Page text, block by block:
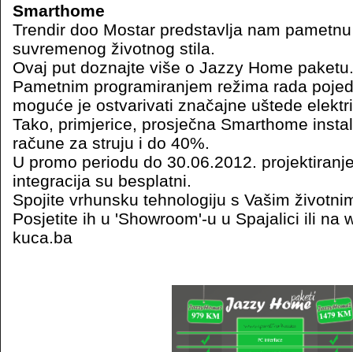
Smarthome
Trendir doo Mostar predstavlja nam
suvremenog životnog stila.
Ovaj put doznajte više o Jazzy Home paketu.
Pametnim programiranjem režima rada
moguće je ostvarivati značajne uštede
Tako, primjerice, prosječna Smarthome
račune za struju i do 40%.
U promo periodu do 30.06.2012.
integracija su besplatni.
Spojite vrhunsku tehnologiju s Vašim
Posjetite ih u 'Showroom'-u u Spajalici ili na
kuca.ba